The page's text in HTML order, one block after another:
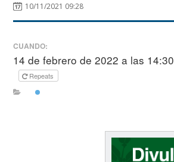
10/11/2021 09:28
CUANDO:
14 de febrero de 2022 a las 14:30
Repeats